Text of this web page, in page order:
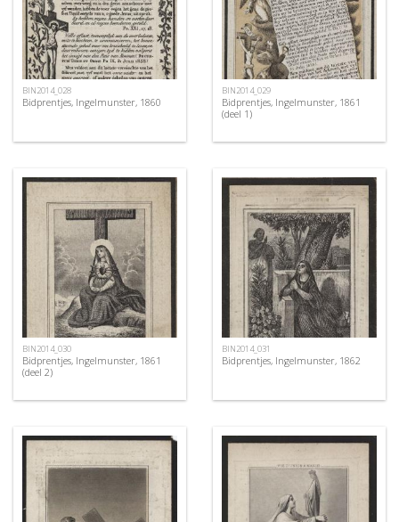
BIN2014_028
Bidprentjes, Ingelmunster, 1860
BIN2014_029
Bidprentjes, Ingelmunster, 1861
(deel 1)
BIN2014_030
Bidprentjes, Ingelmunster, 1861
(deel 2)
BIN2014_031
Bidprentjes, Ingelmunster, 1862